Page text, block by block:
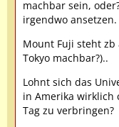
machbar sein,
irgendwo ansetzen.
Mount Fuji steht zb
Tokyo machbar?)..
Lohnt sich das
in Amerika wirklich
Tag zu verbringen?